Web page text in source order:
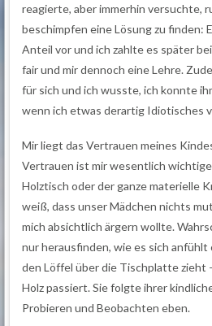
reagierte, aber immerhin versuchte,
beschimpfen eine Lösung zu finden:
Anteil vor und ich zahlte es später
fair und mir dennoch eine Lehre.
für sich und ich wusste, ich konnte
wenn ich etwas derartig Idiotisches
Mir liegt das Vertrauen meines
Vertrauen ist mir wesentlich
Holztisch oder der ganze materielle
weiß, dass unser Mädchen nichts
mich absichtlich ärgern wollte.
nur herausfinden, wie es sich
den Löffel über die Tischplatte zieht
Holz passiert. Sie folgte ihrer
Probieren und Beobachten eben.